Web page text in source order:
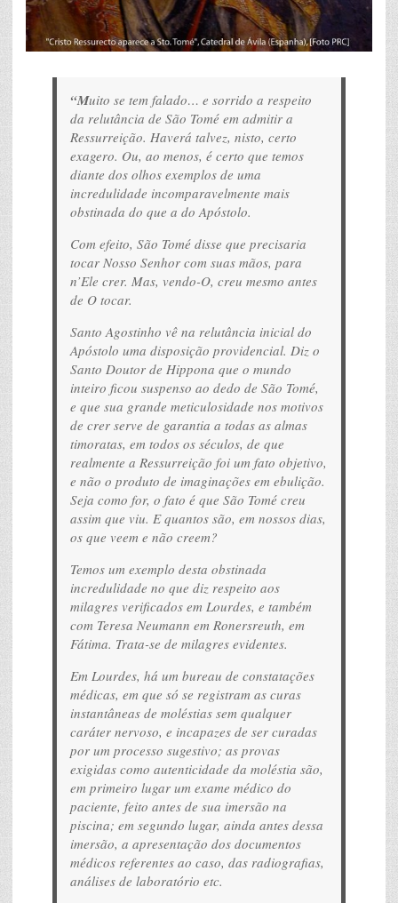
“Muito se tem falado… e sorrido a respeito
da relutância de São Tomé em admitir a
Ressurreição. Haverá talvez, nisto, certo
exagero. Ou, ao menos, é certo que temos
diante dos olhos exemplos de uma
incredulidade incomparavelmente mais
obstinada do que a do Apóstolo.
Com efeito, São Tomé disse que precisaria
tocar Nosso Senhor com suas mãos, para
n’Ele crer. Mas, vendo-O, creu mesmo antes
de O tocar.
Santo Agostinho vê na relutância inicial do
Apóstolo uma disposição providencial. Diz o
Santo Doutor de Hippona que o mundo
inteiro ficou suspenso ao dedo de São Tomé,
e que sua grande meticulosidade nos motivos
de crer serve de garantia a todas as almas
timoratas, em todos os séculos, de que
realmente a Ressurreição foi um fato objetivo,
e não o produto de imaginações em ebulição.
Seja como for, o fato é que São Tomé creu
assim que viu. E quantos são, em nossos dias,
os que veem e não creem?
Temos um exemplo desta obstinada
incredulidade no que diz respeito aos
milagres verificados em Lourdes, e também
com Teresa Neumann em Ronersreuth, em
Fátima. Trata-se de milagres evidentes.
Em Lourdes, há um bureau de constatações
médicas, em que só se registram as curas
instantâneas de moléstias sem qualquer
caráter nervoso, e incapazes de ser curadas
por um processo sugestivo; as provas
exigidas como autenticidade da moléstia são,
em primeiro lugar um exame médico do
paciente, feito antes de sua imersão na
piscina; em segundo lugar, ainda antes dessa
imersão, a apresentação dos documentos
médicos referentes ao caso, das radiografias,
análises de laboratório etc.